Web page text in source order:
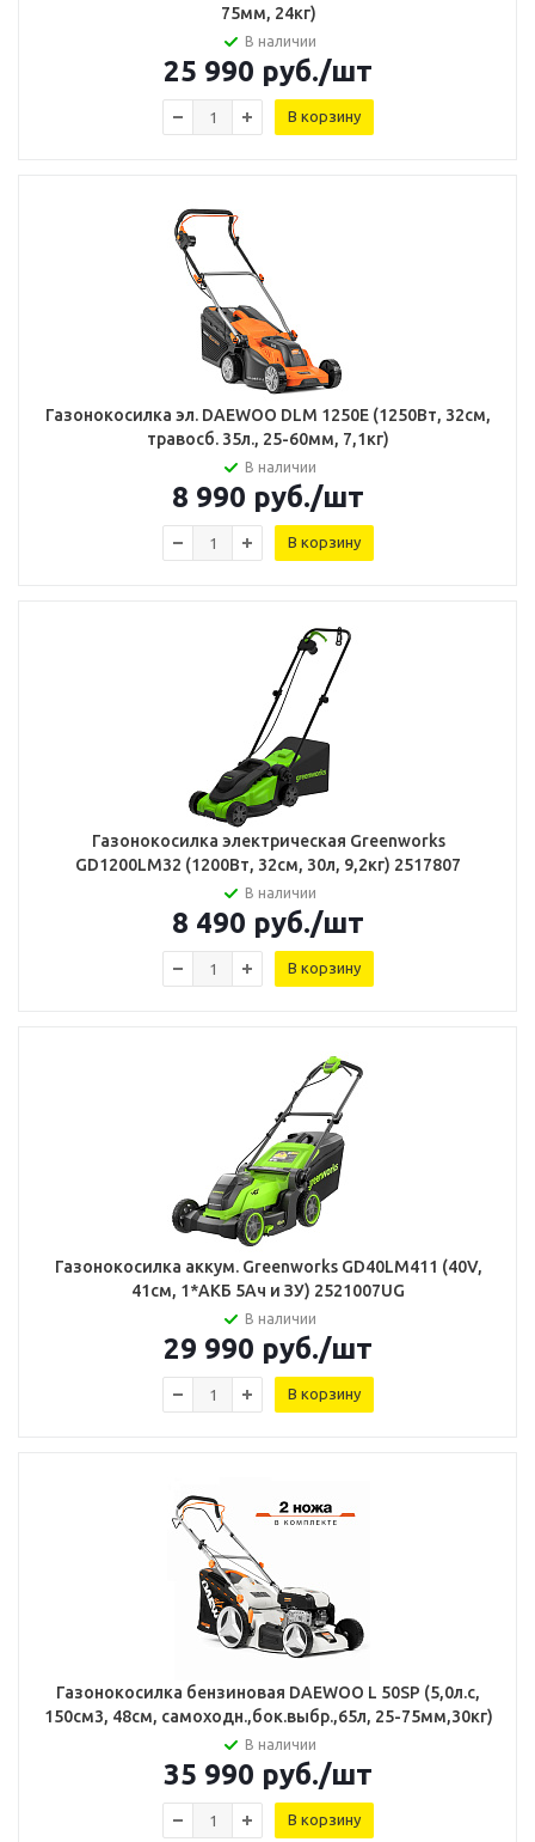
75мм, 24кг)
В наличии
25 990 руб./шт
В корзину
Газонокосилка эл. DAEWOO DLM 1250E (1250Вт, 32см,
травосб. 35л., 25-60мм, 7,1кг)
В наличии
8 990 руб./шт
В корзину
Газонокосилка электрическая Greenworks
GD1200LM32 (1200Вт, 32см, 30л, 9,2кг) 2517807
В наличии
8 490 руб./шт
В корзину
Газонокосилка аккум. Greenworks GD40LM411 (40V,
41см, 1*АКБ 5Ач и ЗУ) 2521007UG
В наличии
29 990 руб./шт
В корзину
Газонокосилка бензиновая DAEWOO L 50SP (5,0л.с,
150см3, 48см, самоходн.,бок.выбр.,65л, 25-75мм,30кг)
В наличии
35 990 руб./шт
В корзину